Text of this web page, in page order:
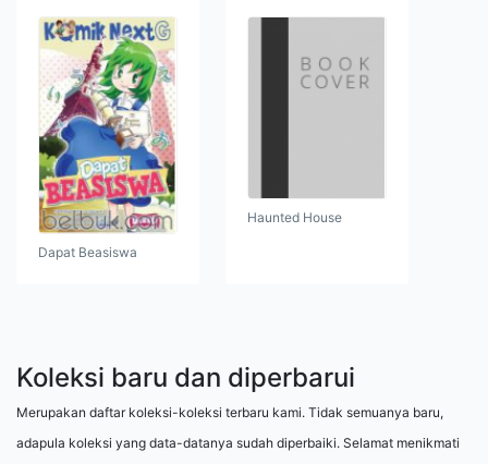
Dapat Beasiswa
Haunted House
Koleksi baru dan diperbarui
Merupakan daftar koleksi-koleksi terbaru kami. Tidak semuanya baru,
adapula koleksi yang data-datanya sudah diperbaiki. Selamat menikmati